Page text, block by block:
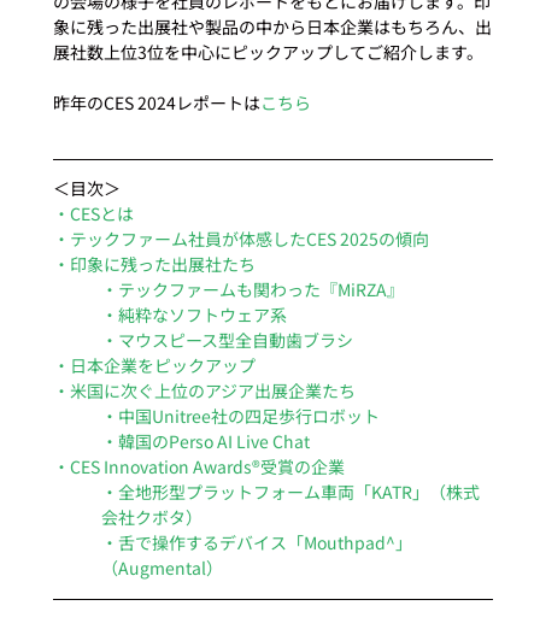
象に残った出展社や製品の中から日本企業はもちろん、出
展社数上位3位を中心にピックアップしてご紹介します。
昨年のCES 2024レポートはこちら
＜目次＞
・CESとは
・テックファーム社員が体感したCES 2025の傾向
・印象に残った出展社たち
・テックファームも関わった『MiRZA』
・純粋なソフトウェア系
・マウスピース型全自動歯ブラシ
・日本企業をピックアップ
・米国に次ぐ上位のアジア出展企業たち
・中国Unitree社の四足歩行ロボット
・韓国のPerso AI Live Chat
・CES Innovation Awards®受賞の企業
・全地形型プラットフォーム車両「KATR」（株式
会社クボタ）
・舌で操作するデバイス「Mouthpad^」
（Augmental）